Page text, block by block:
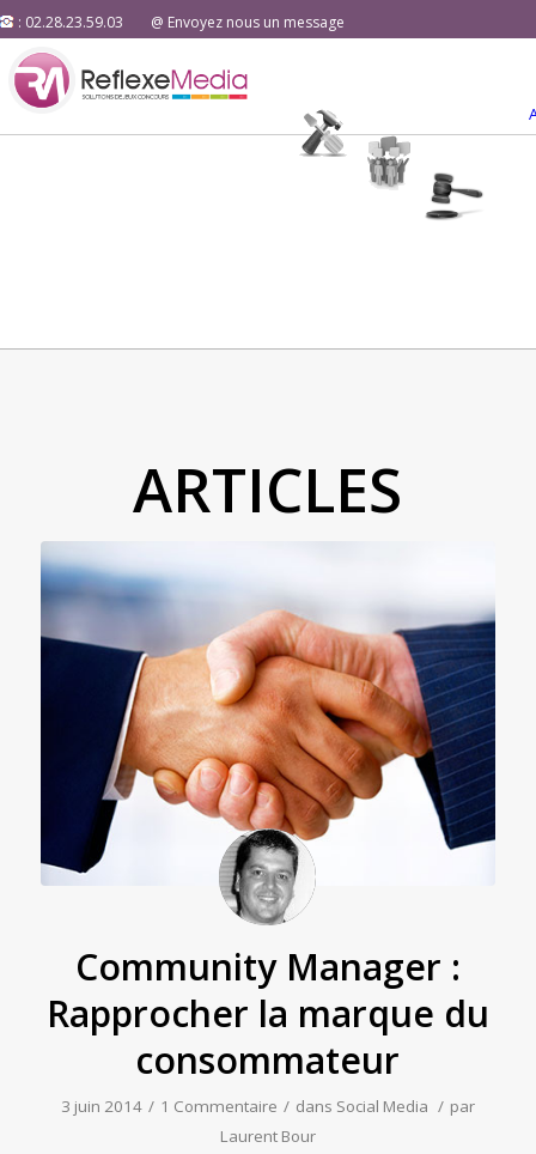
: 02.28.23.59.03 @ Envoyez nous un message
ARTICLES
Community Manager :
Rapprocher la marque du
consommateur
3 juin 2014 / 1 Commentaire / dans Social Media / par
Laurent Bour